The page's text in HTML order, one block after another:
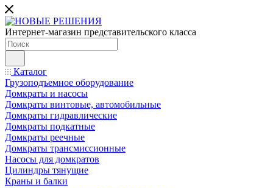
Интернет-магазин представительского класса
Каталог
Грузоподъемное оборудование
Домкраты и насосы
Домкраты винтовые, автомобильные
Домкраты гидравлические
Домкраты подкатные
Домкраты реечные
Домкраты трансмиссионные
Насосы для домкратов
Цилиндры тянущие
Краны и балки